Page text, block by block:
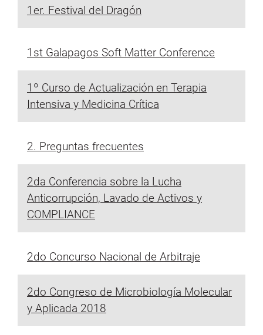
1er. Festival del Dragón
1st Galapagos Soft Matter Conference
1º Curso de Actualización en Terapia
Intensiva y Medicina Crítica
2. Preguntas frecuentes
2da Conferencia sobre la Lucha
Anticorrupción, Lavado de Activos y
COMPLIANCE
2do Concurso Nacional de Arbitraje
2do Congreso de Microbiología Molecular
y Aplicada 2018